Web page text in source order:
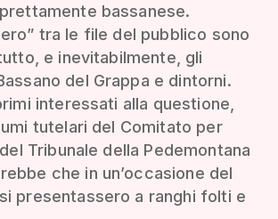
bassanese.
tra le file del pubblico sono
e inevitabilmente, gli
del Grappa e dintorni.
interessati alla questione,
tutelari del Comitato per
Tribunale della Pedemontana
che in un’occasione del
presentassero a ranghi folti e